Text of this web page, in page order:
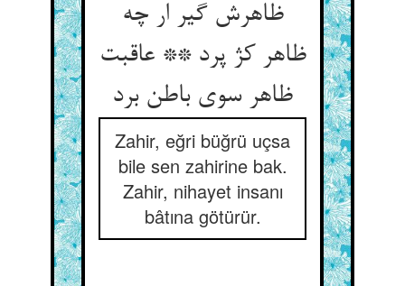
ظاهرش گیر ار چه
ظاهر کژ پرد ** عاقبت
ظاهر سوی باطن برد
Zahir, eğri büğrü uçsa
bile sen zahirine bak.
Zahir, nihayet insanı
bâtına götürür.